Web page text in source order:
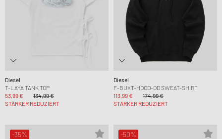
Diesel
T-LAYA TANK TOP
53,99 €
134,99 €
STÄRKER REDUZIERT
Diesel
F-BUXT-HOOD-OD SWEAT-SHIRT
113,99 €
174,99 €
STÄRKER REDUZIERT
-35% -50%